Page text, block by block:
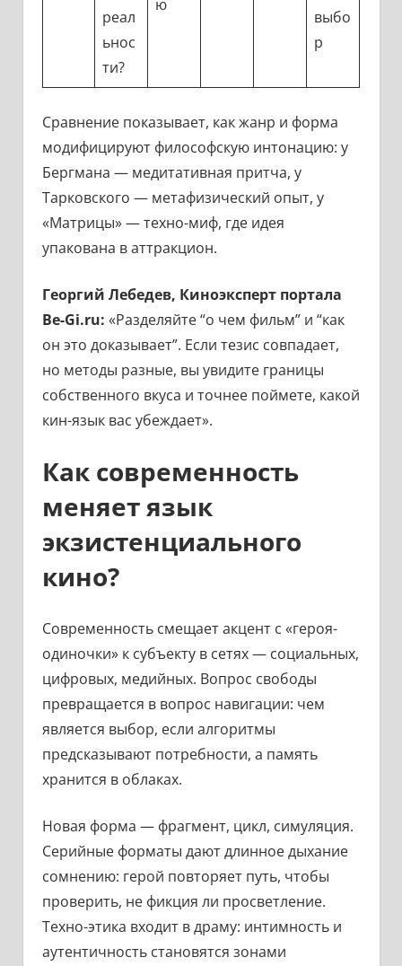
реал
ьнос
ти?
ю
выбо
р
Сравнение показывает, как жанр и форма
модифицируют философскую интонацию: у
Бергмана — медитативная притча, у
Тарковского — метафизический опыт, у
«Матрицы» — техно-миф, где идея
упакована в аттракцион.
Георгий Лебедев, Киноэксперт портала
Be-Gi.ru: «Разделяйте “о чем фильм” и “как
он это доказывает”. Если тезис совпадает,
но методы разные, вы увидите границы
собственного вкуса и точнее поймете, какой
кин-язык вас убеждает».
Как современность
меняет язык
экзистенциального
кино?
Современность смещает акцент с «героя-
одиночки» к субъекту в сетях — социальных,
цифровых, медийных. Вопрос свободы
превращается в вопрос навигации: чем
является выбор, если алгоритмы
предсказывают потребности, а память
хранится в облаках.
Новая форма — фрагмент, цикл, симуляция.
Серийные форматы дают длинное дыхание
сомнению: герой повторяет путь, чтобы
проверить, не фикция ли просветление.
Техно-этика входит в драму: интимность и
аутентичность становятся зонами